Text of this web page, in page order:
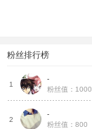
粉丝排行榜
1
-
粉丝值：1000
2
-
粉丝值：800